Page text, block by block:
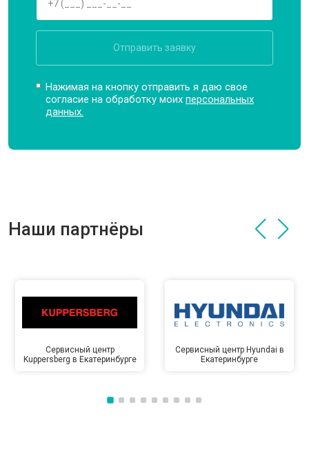
Отправить заявку
Нажимая на кнопку отправить я даю свое
согласие на обработку моихперсональных
данных.
Наши партнёры
Сервисный центр
Kuppersberg в Екатеринбурге
Сервисный центр Hyundai в
Екатеринбурге